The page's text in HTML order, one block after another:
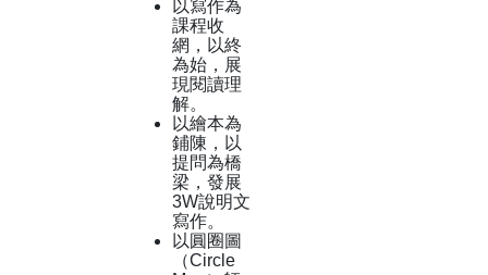
以寫作為
課程收
網，以終
為始，展
現閱讀理
解。
以繪本為
鋪陳，以
提問為橋
梁，發展
3W說明文
寫作。
以圓圈圖
（Circle